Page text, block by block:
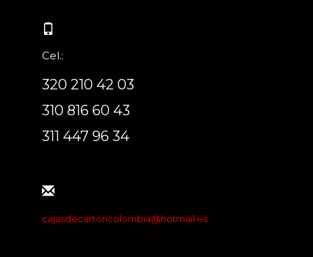
Cel.:
320 210 42 03
310 816 60 43
311 447 96 34
cajasdecartoncolombia@hotmail.es